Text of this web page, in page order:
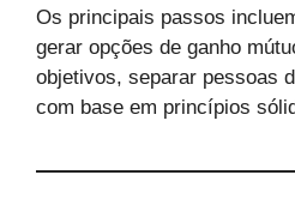
Os principais passos
gerar opções de ganho
objetivos, separar pessoas
com base em princípios